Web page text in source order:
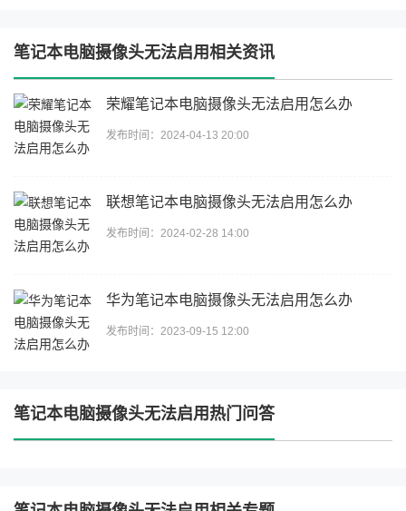
笔记本电脑摄像头无法启用相关资讯
荣耀笔记本电脑摄像头无法启用怎么办
发布时间：2024-04-13 20:00
联想笔记本电脑摄像头无法启用怎么办
发布时间：2024-02-28 14:00
华为笔记本电脑摄像头无法启用怎么办
发布时间：2023-09-15 12:00
笔记本电脑摄像头无法启用热门问答